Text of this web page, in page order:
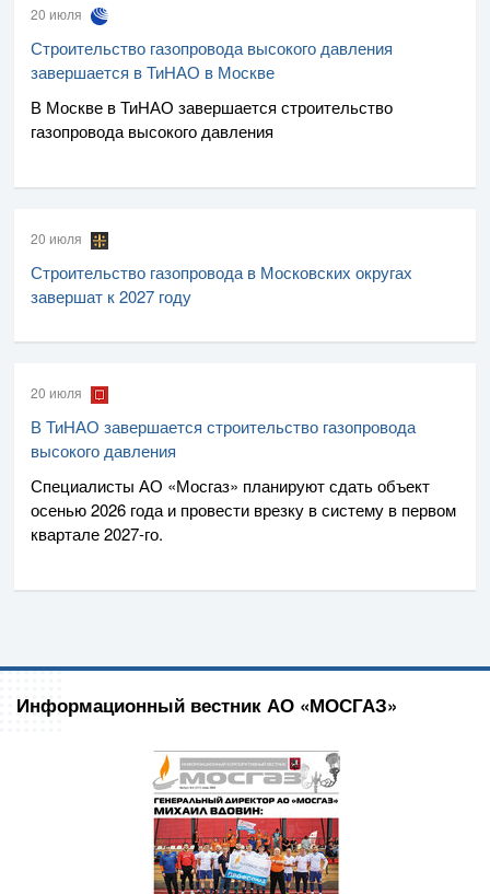
20 июля
Строительство газопровода высокого давления
завершается в ТиНАО в Москве
В Москве в ТиНАО завершается строительство
газопровода высокого давления
20 июля
Строительство газопровода в Московских округах
завершат к 2027 году
20 июля
В ТиНАО завершается строительство газопровода
высокого давления
Специалисты АО «Мосгаз» планируют сдать объект
осенью 2026 года и провести врезку в систему в первом
квартале2027-го.
Информационный вестник АО «МОСГАЗ»